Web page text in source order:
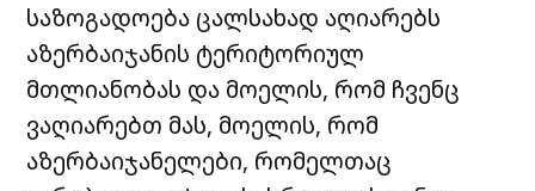
საზოგადოება ცალსახად აღიარებს
აზერბაიჯანის ტერიტორიულ
მთლიანობას და მოელის, რომ ჩვენც
ვაღიარებთ მას, მოელის, რომ
აზერბაიჯანელები, რომელთაც